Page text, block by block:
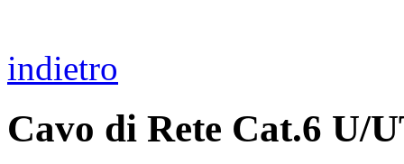
indietro
Cavo di Rete Cat.6 U/